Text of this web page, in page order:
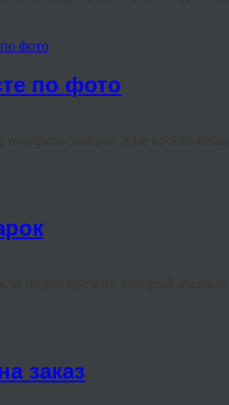
фото
по фото
заказ